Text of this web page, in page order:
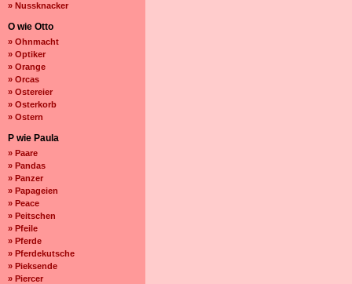
» Nussknacker
O wie Otto
» Ohnmacht
» Optiker
» Orange
» Orcas
» Ostereier
» Osterkorb
» Ostern
P wie Paula
» Paare
» Pandas
» Panzer
» Papageien
» Peace
» Peitschen
» Pfeile
» Pferde
» Pferdekutsche
» Pieksende
» Piercer